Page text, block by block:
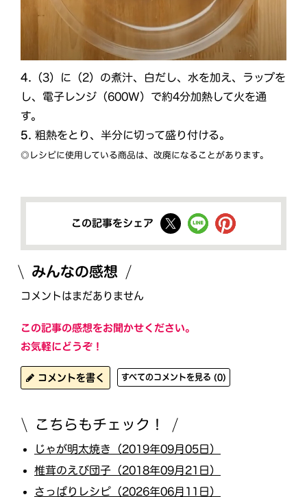
4. （3）に（2）の煮汁、白だし、水を加え、ラップを
し、電子レンジ（600W）で約4分加熱して火を通
す。
5. 粗熱をとり、半分に切って盛り付ける。
◎レシピに使用している商品は、改廃になることがあります。
この記事をシェア
みんなの感想
コメントはまだありません
この記事の感想をお聞かせください。
お気軽にどうぞ！
コメントを書く すべてのコメントを見る (0)
こちらもチェック！
じゃが明太焼き（2019年09月05日）
椎茸のえび団子（2018年09月21日）
さっぱりレシピ（2026年06月11日）